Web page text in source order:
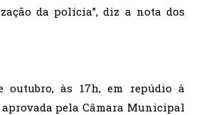
da polícia”, diz a nota dos
às 17h, em repúdio à
aprovada pela Câmara Municipal